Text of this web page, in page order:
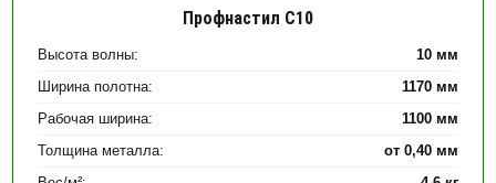
Профнастил С10
Высота волны:
10 мм
Ширина полотна:
1170 мм
Рабочая ширина:
1100 мм
Толщина металла:
от 0,40 мм